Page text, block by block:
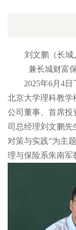
刘文鹏（长城人
兼长城财富
2025年6月4日
北京大学理科教学
公司董事、首席投
司总经理刘文鹏先
对策与实践”为主
理与保险系­朱南军